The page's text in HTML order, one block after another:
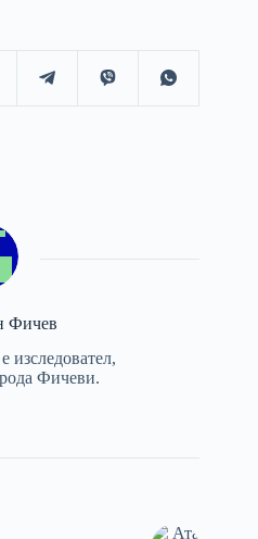
Фичев
изследовател,
Фичеви.